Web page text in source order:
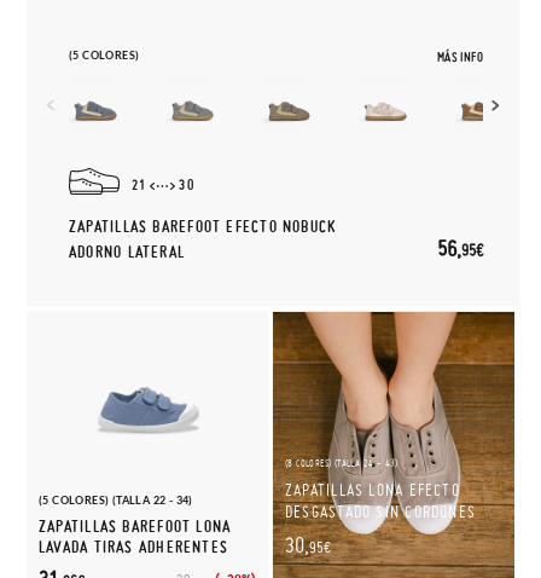
(5 COLORES) MÁS INFO
21 30
ZAPATILLAS BAREFOOT EFECTO NOBUCK
ADORNO LATERAL
56,95€
(5 COLORES) (TALLA 22 - 34)
ZAPATILLAS BAREFOOT LONA
LAVADA TIRAS ADHERENTES
(8 COLORES) (TALLA 24 - 43)
ZAPATILLAS LONA EFECTO
DESGASTADO SIN CORDONES
30,95€